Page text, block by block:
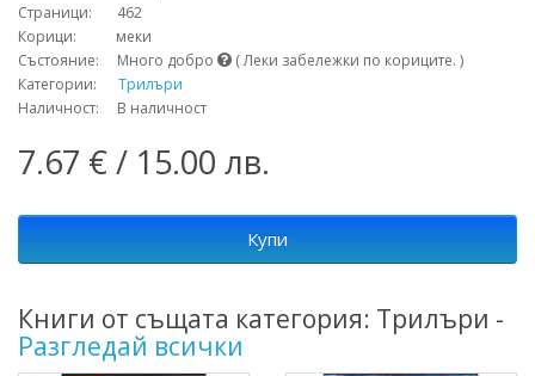
Страници: 462
Корици: меки
Състояние: Много добро
( Леки забележки по кориците. )
Категории: Трилъри
Наличност: В наличност
7.67 € / 15.00 лв.
Купи
Книги от същата категория: Трилъри -
Разгледай всички